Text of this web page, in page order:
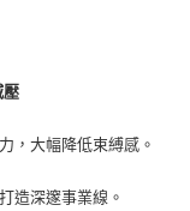
，大幅降低束縛感。
造深邃事業線。